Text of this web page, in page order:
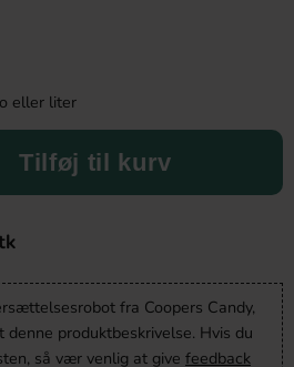
eller liter
Tilføj til kurv
fra Coopers Candy,
denne produktbeskrivelse. Hvis du
så vær venlig at give feedback